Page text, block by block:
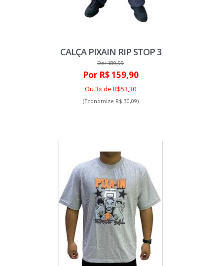
CALÇA PIXAIN RIP STOP 3
De: 189,99
Por R$ 159,90
Ou 3x de R$53,30
(Economize R$ 30,09)